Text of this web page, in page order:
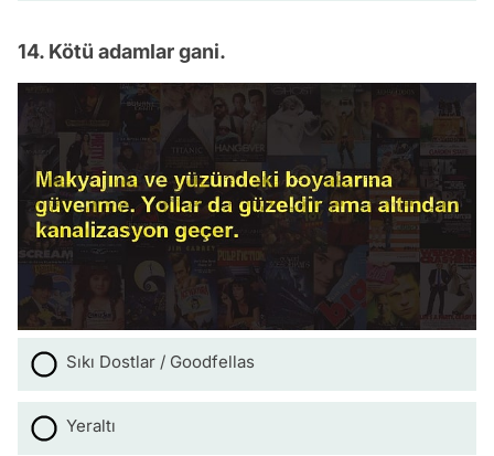
14. Kötü adamlar gani.
Sıkı Dostlar / Goodfellas
Yeraltı